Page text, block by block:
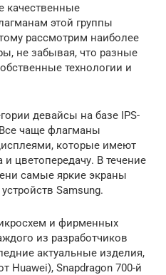
качественные
этой группы
рассмотрим наиболее
не забывая, что разные
технологии и
девайсы на базе IPS-
чаще флагманы
которые имеют
цветопередачу. В течение
самые яркие экраны
Samsung.
и фирменных
из разработчиков
актуальные изделия,
Huawei), Snapdragon 700-й